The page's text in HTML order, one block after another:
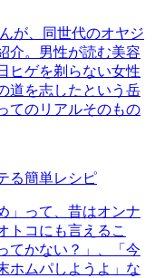
が、同世代のオヤジ
介。男性が読む美容
ヒゲを剃らない女性
道を志したという岳
てのリアルそのもの
る簡単レシピ
」って、昔はオンナ
トコにも言えるこ
てかない？」、「今
ホムパしようよ」な